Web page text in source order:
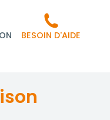
BESOIN D'AIDE